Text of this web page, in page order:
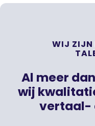
WIJ ZIJN
Al meer
wij
vertaal-